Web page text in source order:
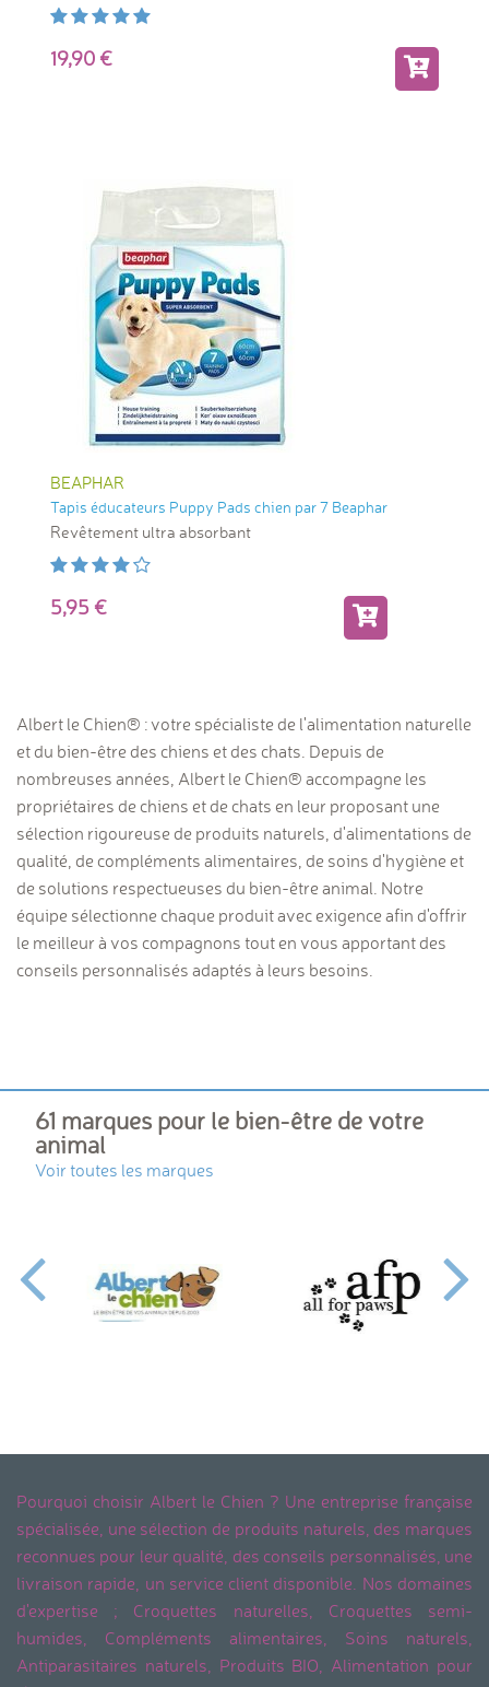
19,90
BEAPHAR
Tapis éducateurs Puppy Pads chien par 7 Beaphar
Revêtement ultra absorbant
5,95
Albert le Chien® : votre spécialiste de l'alimentation naturelle
et du bien-être des chiens et des chats. Depuis de
nombreuses années, Albert le Chien® accompagne les
propriétaires de chiens et de chats en leur proposant une
sélection rigoureuse de produits naturels, d'alimentations de
qualité, de compléments alimentaires, de soins d'hygiène et
de solutions respectueuses du bien-être animal. Notre
équipe sélectionne chaque produit avec exigence afin d'offrir
le meilleur à vos compagnons tout en vous apportant des
conseils personnalisés adaptés à leurs besoins.
61 marques pour le bien-être de votre
animal
Voir toutes les marques
Pourquoi choisir Albert le Chien ? Une entreprise française
spécialisée, une sélection de produits naturels, des marques
reconnues pour leur qualité, des conseils personnalisés, une
livraison rapide, un service client disponible. Nos domaines
d'expertise ; Croquettes naturelles, Croquettes semi-
humides, Compléments alimentaires, Soins naturels,
Antiparasitaires naturels, Produits BIO, Alimentation pour